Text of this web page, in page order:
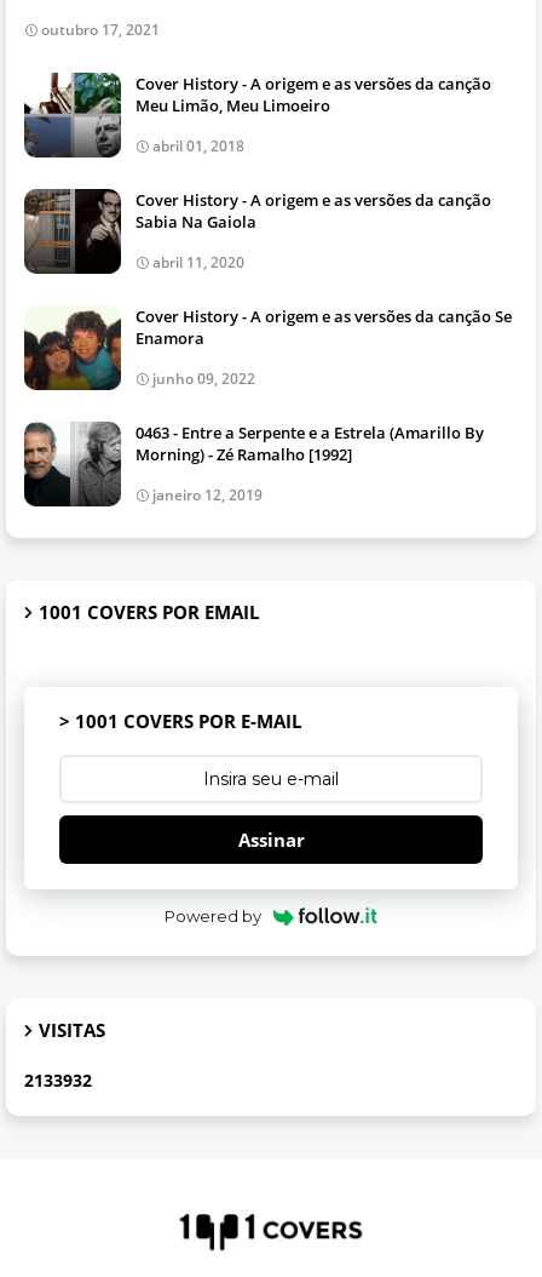
outubro 17, 2021
Cover History - A origem e as versões da canção
Meu Limão, Meu Limoeiro
abril 01, 2018
Cover History - A origem e as versões da canção
Sabia Na Gaiola
abril 11, 2020
Cover History - A origem e as versões da canção Se
Enamora
junho 09, 2022
0463 - Entre a Serpente e a Estrela (Amarillo By
Morning) - Zé Ramalho [1992]
janeiro 12, 2019
1001 COVERS POR EMAIL
> 1001 COVERS POR E-MAIL
Assinar
Powered by
VISITAS
2133932